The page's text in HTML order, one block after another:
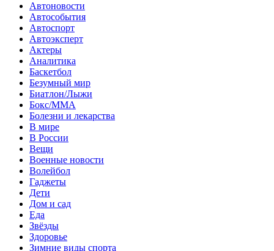
Автоновости
Автособытия
Автоспорт
Автоэксперт
Актеры
Аналитика
Баскетбол
Безумный мир
Биатлон/Лыжи
Бокс/MMA
Болезни и лекарства
В мире
В России
Вещи
Военные новости
Волейбол
Гаджеты
Дети
Дом и сад
Еда
Звёзды
Здоровье
Зимние виды спорта